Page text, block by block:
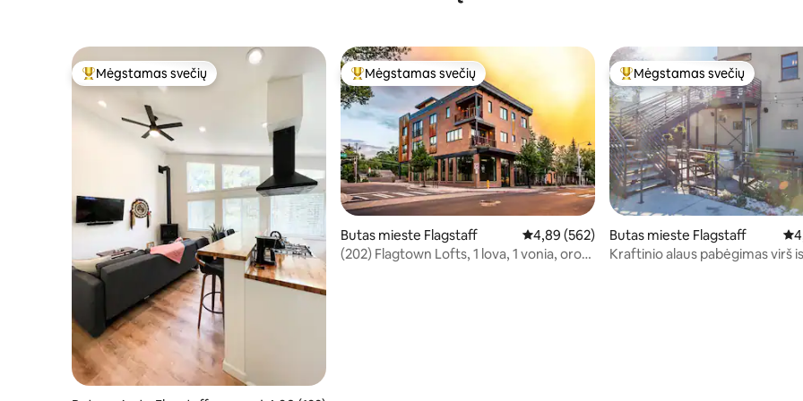
Svečių mėgstamiausias
Mėgstamas svečių Svečių mėgstamiausias
Mėgstamas svečių
Butas mieste Flagstaff Vidutinis įvertinimas: 4,89 iš 5, atsiliepimų: 562
4,89 (562)
(202) Flagtown Lofts, 1 lova, 1 vonia, oro
Svečių mėgstamiausias
Mėgstamas svečių
Butas mieste Flagstaff
Kraftinio alaus pabėgimas virš